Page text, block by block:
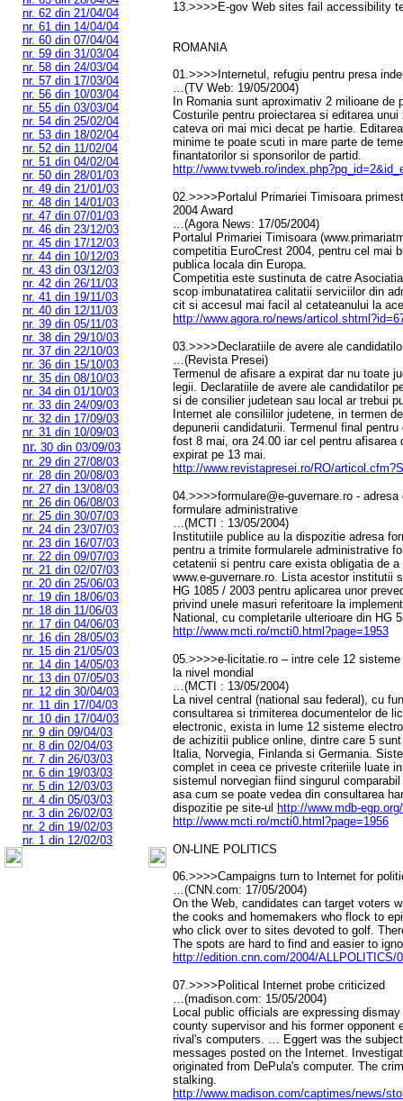
nr. 62 din 21/04/04
nr. 61 din 14/04/04
nr. 60 din 07/04/04
nr. 59 din 31/03/04
nr. 58 din 24/03/04
nr. 57 din 17/03/04
nr. 56 din 10/03/04
nr. 55 din 03/03/04
nr. 54 din 25/02/04
nr. 53 din 18/02/04
nr. 52 din 11/02/04
nr. 51 din 04/02/04
nr. 50 din 28/01/03
nr. 49 din 21/01/03
nr. 48 din 14/01/03
nr. 47 din 07/01/03
nr. 46 din 23/12/03
nr. 45 din 17/12/03
nr. 44 din 10/12/03
nr. 43 din 03/12/03
nr. 42 din 26/11/03
nr. 41 din 19/11/03
nr. 40 din 12/11/03
nr. 39 din 05/11/03
nr. 38 din 29/10/03
nr. 37 din 22/10/03
nr. 36 din 15/10/03
nr. 35 din 08/10/03
nr. 34 din 01/10/03
nr. 33 din 24/09/03
nr. 32 din 17/09/03
nr. 31 din 10/09/03
nr. 30 din 03/09/03
nr. 29 din 27/08/03
nr. 28 din 20/08/03
nr. 27 din 13/08/03
nr. 26 din 06/08/03
nr. 25 din 30/07/03
nr. 24 din 23/07/03
nr. 23 din 16/07/03
nr. 22 din 09/07/03
nr. 21 din 02/07/03
nr. 20 din 25/06/03
nr. 19 din 18/06/03
nr. 18 din 11/06/03
nr. 17 din 04/06/03
nr. 16 din 28/05/03
nr. 15 din 21/05/03
nr. 14 din 14/05/03
nr. 13 din 07/05/03
nr. 12 din 30/04/03
nr. 11 din 17/04/03
nr. 10 din 17/04/03
nr. 9 din 09/04/03
nr. 8 din 02/04/03
nr. 7 din 26/03/03
nr. 6 din 19/03/03
nr. 5 din 12/03/03
nr. 4 din 05/03/03
nr. 3 din 26/02/03
nr. 2 din 19/02/03
nr. 1 din 12/02/03
13.>>>>E-gov Web sites fail accessibility
ROMANIA
01.>>>>Internetul, refugiu pentru presa
…(TV Web: 19/05/2004)
In Romania sunt aproximativ 2 milioane de
Costurile pentru proiectarea si editarea
cateva ori mai mici decat pe hartie.
minime te poate scuti in mare parte de
finantatorilor si sponsorilor de partid.
http://www.tvweb.ro/
02.>>>>Portalul Primariei Timisoara
2004 Award
…(Agora News: 17/05/2004)
Portalul Primariei Timisoara
competitia EuroCrest 2004, pentru cel mai
publica locala din Europa.
Competitia este sustinuta de catre
scop imbunatatirea calitatii serviciilor din
cit si accesul mai facil al cetateanului la
http://www.agora.ro/news/
03.>>>>Declaratiile de avere ale
…(Revista Presei)
Termenul de afisare a expirat dar nu toate
legii. Declaratiile de avere ale candidatilor
si de consilier judetean sau local ar trebui
Internet ale consiliilor judetene, in termen
depunerii candidaturii. Termenul final
fost 8 mai, ora 24.00 iar cel pentru afisarea
expirat pe 13 mai.
http://www.revistapresei.ro/RO/
04.>>>>formulare@e-guvernare.ro -
formulare administrative
…(MCTI : 13/05/2004)
Institutiile publice au la dispozitie adresa
pentru a trimite formularele administrative
cetatenii si pentru care exista obligatia de
www.e-guvernare.ro. Lista acestor institutii
HG 1085 / 2003 pentru aplicarea unor
privind unele masuri referitoare la
National, cu completarile ulterioare din HG
http://www.mcti.ro/mcti0.html?page=1953
05.>>>>e-licitatie.ro – intre cele 12
la nivel mondial
…(MCTI : 13/05/2004)
La nivel central (national sau federal), cu
consultarea si trimiterea documentelor de
electronic, exista in lume 12 sisteme
de achizitii publice online, dintre care 5
Italia, Norvegia, Finlanda si Germania.
complet in ceea ce priveste criteriile luate
sistemul norvegian fiind singurul
asa cum se poate vedea din consultarea
dispozitie pe site-ul http://www.mdb-
http://www.mcti.ro/mcti0.html?page=1956
ON-LINE POLITICS
06.>>>>Campaigns turn to Internet for
…(CNN.com: 17/05/2004)
On the Web, candidates can target voters
the cooks and homemakers who flock to
who click over to sites devoted to golf.
The spots are hard to find and easier to
http://edition.cnn.com/2004/ALLPOLITICS/
07.>>>>Political Internet probe criticized
…(madison.com: 15/05/2004)
Local public officials are expressing
county supervisor and his former opponent
rival's computers. … Eggert was the
messages posted on the Internet.
originated from DePula's computer. The
stalking.
http://www.madison.com/captimes/news/